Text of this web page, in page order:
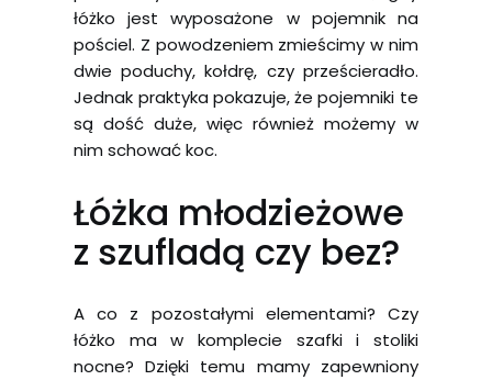
łóżko jest wyposażone w pojemnik na
pościel. Z powodzeniem zmieścimy w nim
dwie poduchy, kołdrę, czy prześcieradło.
Jednak praktyka pokazuje, że pojemniki te
są dość duże, więc również możemy w
nim schować koc.
Łóżka młodzieżowe
z szufladą czy bez?
A co z pozostałymi elementami? Czy
łóżko ma w komplecie szafki i stoliki
nocne? Dzięki temu mamy zapewniony